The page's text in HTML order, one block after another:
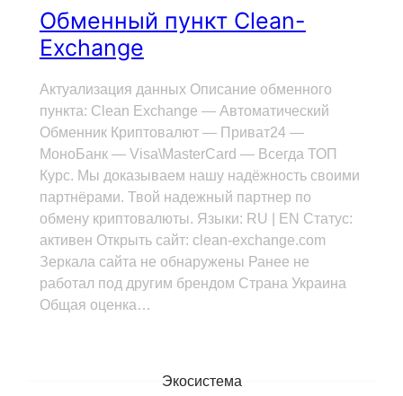
Обменный пункт Clean-
Exchange
Актуализация данных Описание обменного
пункта: Clean Exchange — Автоматический
Обменник Криптовалют — Приват24 —
МоноБанк — Visa\MasterCard — Всегда ТОП
Курс. Мы доказываем нашу надёжность своими
партнёрами. Твой надежный партнер по
обмену криптовалюты. Языки: RU | EN Статус:
активен Открыть сайт: clean-exchange.com
Зеркала сайта не обнаружены Ранее не
работал под другим брендом Страна Украина
Общая оценка…
Экосистема